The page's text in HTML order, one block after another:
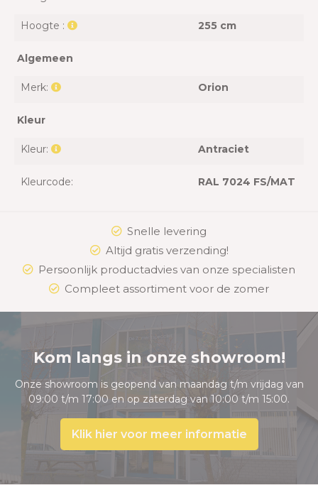
Hoogte : 255 cm
Algemeen
Merk: Orion
Kleur
Kleur: Antraciet
Kleurcode: RAL 7024 FS/MAT
Snelle levering
Altijd gratis verzending!
Persoonlijk productadvies van onze specialisten
Compleet assortiment voor de zomer
Kom langs in onze showroom!
Onze showroom is geopend van maandag t/m vrijdag van
09:00 t/m 17:00 en op zaterdag van 10:00 t/m 15:00.
Klik hier voor meer informatie